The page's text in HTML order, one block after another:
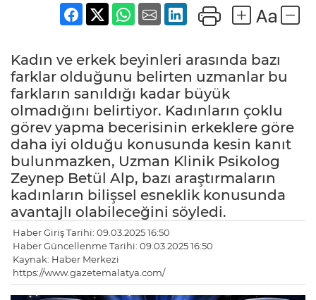
Kadın ve erkek beyinleri arasında bazı
farklar olduğunu belirten uzmanlar bu
farkların sanıldığı kadar büyük
olmadığını belirtiyor. Kadınların çoklu
görev yapma becerisinin erkeklere göre
daha iyi olduğu konusunda kesin kanıt
bulunmazken, Uzman Klinik Psikolog
Zeynep Betül Alp, bazı araştırmaların
kadınların bilişsel esneklik konusunda
avantajlı olabileceğini söyledi.
Haber Giriş Tarihi: 09.03.2025 16:50
Haber Güncellenme Tarihi: 09.03.2025 16:50
Kaynak: Haber Merkezi
https://www.gazetemalatya.com/